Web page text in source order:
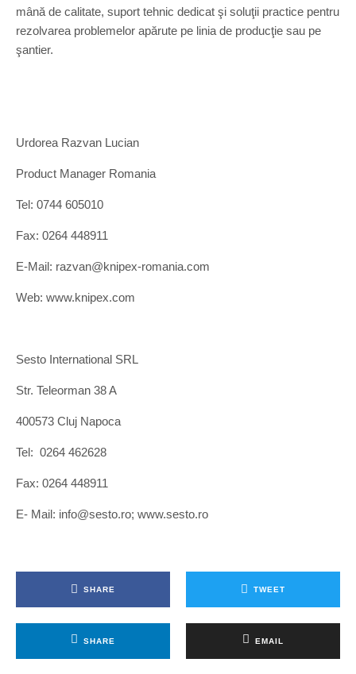
mână de calitate, suport tehnic dedicat şi soluţii practice pentru
rezolvarea problemelor apărute pe linia de producţie sau pe
şantier.
Urdorea Razvan Lucian
Product Manager Romania
Tel: 0744 605010
Fax: 0264 448911
E-Mail: razvan@knipex-romania.com
Web: www.knipex.com
Sesto International SRL
Str. Teleorman 38 A
400573 Cluj Napoca
Tel: 0264 462628
Fax: 0264 448911
E- Mail: info@sesto.ro; www.sesto.ro
SHARE TWEET
SHARE EMAIL